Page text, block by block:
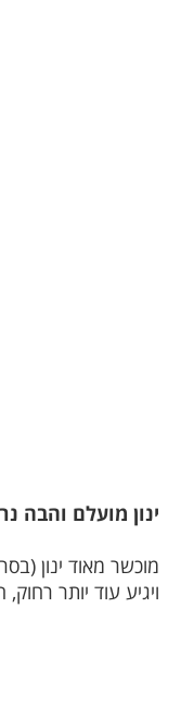
ינון מועלם והבה
מוכשר מאוד ינון
ויגיע עוד יותר